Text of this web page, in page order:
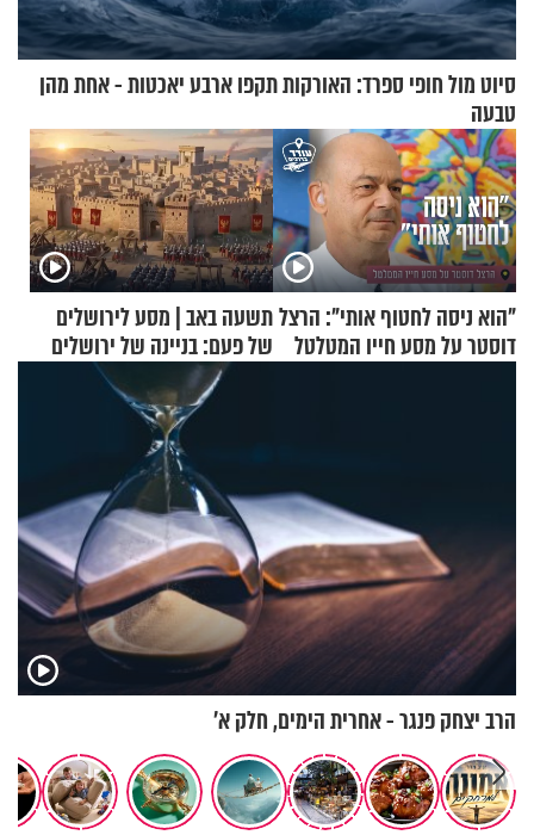
סיוט מול חופי ספרד: האורקות תקפו ארבע יאכטות - אחת מהן
טבעה
"הוא ניסה לחטוף אותי": הרצל
דוסטר על מסע חייו המטלטל
תשעה באב | מסע לירושלים
של פעם: בניינה של ירושלים
הרב יצחק פנגר - אחרית הימים, חלק א’